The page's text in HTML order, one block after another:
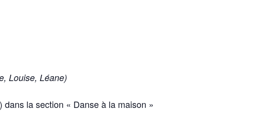
Louise, Léane)
dans la section « Danse à la maison »